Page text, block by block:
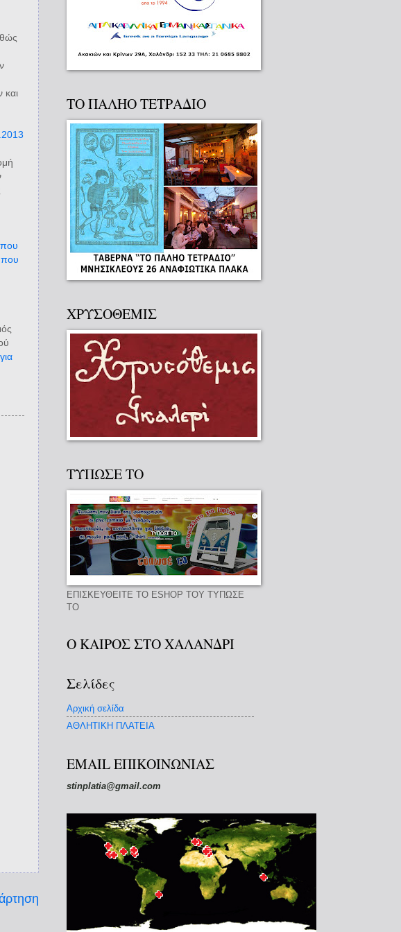
και
που
ΤΟ ΠΑΛΗΟ ΤΕΤΡΑΔΙΟ
ΧΡΥΣΟΘΕΜΙΣ
ΤΥΠΩΣΕ ΤΟ
ΕΠΙΣΚΕΥΘΕΙΤΕ ΤΟ ESHOP ΤΟΥ ΤΥΠΩΣΕ
ΤΟ
Ο ΚΑΙΡΟΣ ΣΤΟ ΧΑΛΑΝΔΡΙ
Σελίδες
Αρχική σελίδα
ΑΘΛΗΤΙΚΗ ΠΛΑΤΕΙΑ
EMAIL ΕΠΙΚΟΙΝΩΝΙΑΣ
stinplatia@gmail.com